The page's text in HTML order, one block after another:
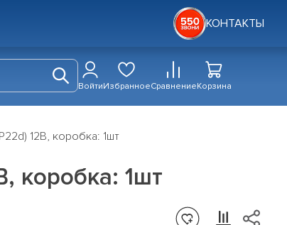
КОНТАКТЫ
ВойтиИзбранноеСравнениеКорзина
12В, коробка: 1шт
коробка: 1шт